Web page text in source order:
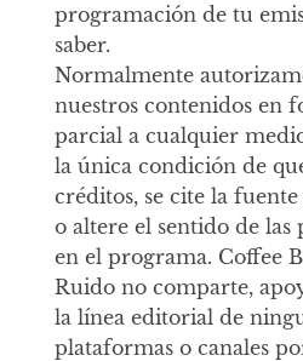
programación de tu
saber.
Normalmente
nuestros contenidos en
parcial a cualquier
la única condición de
créditos, se cite la
o altere el sentido de las
en el programa. Coffee
Ruido no comparte,
la línea editorial de
plataformas o canales